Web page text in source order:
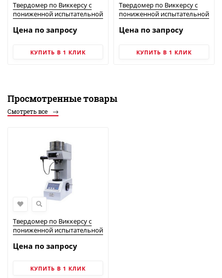
Твердомер по Виккерсу с
пониженной испытательной
дисплеем, модель 200HV-5
Цена по запросу
КУПИТЬ В 1 КЛИК
Твердомер по Виккерсу с
пониженной испытательной
Цена по запросу
КУПИТЬ В 1 КЛИК
Просмотренные товары
Смотреть все
Твердомер по Виккерсу с
пониженной испытательной
Цена по запросу
КУПИТЬ В 1 КЛИК